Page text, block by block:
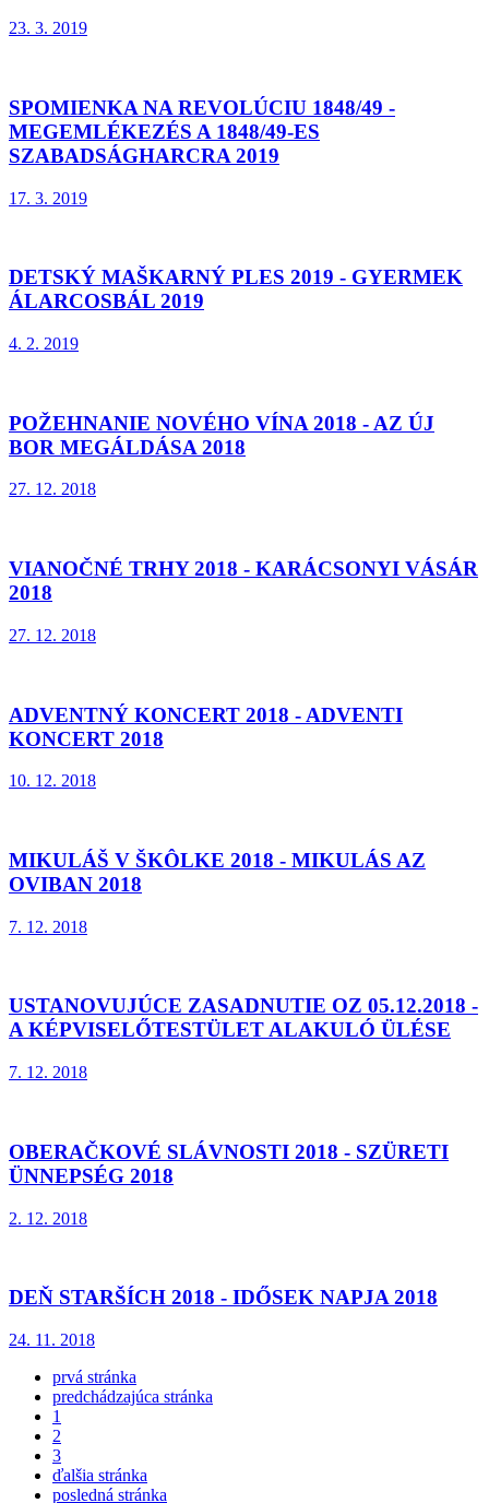
23. 3. 2019
SPOMIENKA NA REVOLÚCIU 1848/49 -
MEGEMLÉKEZÉS A 1848/49-ES
SZABADSÁGHARCRA 2019
17. 3. 2019
DETSKÝ MAŠKARNÝ PLES 2019 - GYERMEK
ÁLARCOSBÁL 2019
4. 2. 2019
POŽEHNANIE NOVÉHO VÍNA 2018 - AZ ÚJ
BOR MEGÁLDÁSA 2018
27. 12. 2018
VIANOČNÉ TRHY 2018 - KARÁCSONYI VÁSÁR
2018
27. 12. 2018
ADVENTNÝ KONCERT 2018 - ADVENTI
KONCERT 2018
10. 12. 2018
MIKULÁŠ V ŠKÔLKE 2018 - MIKULÁS AZ
OVIBAN 2018
7. 12. 2018
USTANOVUJÚCE ZASADNUTIE OZ 05.12.2018 -
A KÉPVISELŐTESTÜLET ALAKULÓ ÜLÉSE
7. 12. 2018
OBERAČKOVÉ SLÁVNOSTI 2018 - SZÜRETI
ÜNNEPSÉG 2018
2. 12. 2018
DEŇ STARŠÍCH 2018 - IDŐSEK NAPJA 2018
24. 11. 2018
prvá stránka
predchádzajúca stránka
1
2
3
ďalšia stránka
posledná stránka